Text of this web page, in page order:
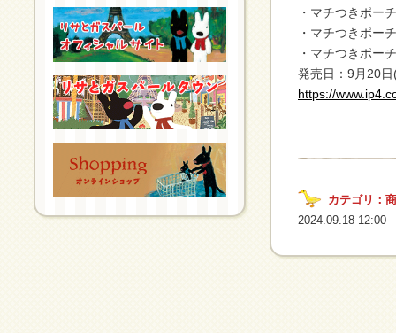
・マチつきポー
・マチつきポー
・マチつきポー
発売日：9月20
https://
カテゴリ：
2024.09.18 12:00